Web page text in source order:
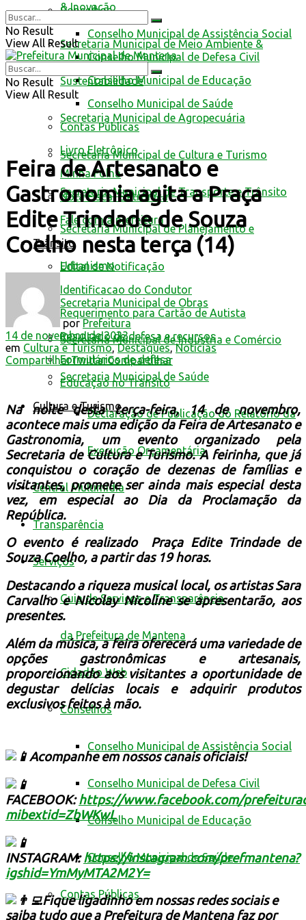
Conselhos
Conselho Municipal de Assistência Social
Conselho Municipal de Defesa Civil
Conselho Municipal de Educação
Conselho Municipal de Saúde
Contas Públicas
Livro Eletrônico
Minha Folha
Nota Fiscal Eletrônica
Fale com a prefeitura
Trânsito
Edital de Notificação
Identificacao do Condutor
Requerimento para Cartão de Autista
Resultado de defesa e recursos
Formulários de defesa
Educação no Trânsito
Cultura e Turismo
& Inovação
Secretaria Municipal de Meio Ambiente &
Sustentabilidade
Secretaria Municipal de Agropecuária
Secretaria Municipal de Cultura e Turismo
Secretaria Municipal de Transporte e Trânsito
Secretaria Municipal de Planejamento e
Urbanismo
Secretaria Municipal de Obras
Secretaria Municipal de Indústria e Comércio
Secretaria Municipal de Saúde
Declaração de Publicação do Relatório da
Execução Orçamentária
Central Multimídia
Transparência
Serviços
Guia de Serviços e Transparência
da Prefeitura de Mantena
Cidadão Web
Conselhos
Conselho Municipal de Assistência Social
Conselho Municipal de Defesa Civil
Conselho Municipal de Educação
Conselho Municipal de Saúde
Contas Públicas
No Result
View All Result
No Result
View All Result
Feira de Artesanato e
Gastronomia agita a Praça
Edite Trindade de Souza
Coelho nesta terça (14)
por Prefeitura
14 de novembro de 2023
em Cultura e Turismo,Destaques,Notícias
CompartilharTwittarCompartilhar
Na noite desta terça-feira, 14 de novembro,
acontece mais uma edição da Feira de Artesanato e
Gastronomia, um evento organizado pela
Secretaria de Cultura e Turismo. A feirinha, que já
conquistou o coração de dezenas de famílias e
visitantes, promete ser ainda mais especial desta
vez, em especial ao Dia da Proclamação da
República.
O evento é realizado Praça Edite Trindade de
Souza Coelho, a partir das 19 horas.
Destacando a riqueza musical local, os artistas Sara
Carvalho e Nicolay Nicoline se apresentarão, aos
presentes.
Além da música, a feira oferecerá uma variedade de
opções gastronômicas e artesanais,
proporcionando aos visitantes a oportunidade de
degustar delícias locais e adquirir produtos
exclusivos feitos à mão.
Acompanhe em nossos canais oficiais!
FACEBOOK:https://www.facebook.com/
mibextid=ZbWKwL
INSTAGRAM:https://instagram.com/prefmantena?
igshid=YmMyMTA2M2Y=
Fique ligadinho em nossas redes sociais e
saiba tudo que a Prefeitura de Mantena faz por